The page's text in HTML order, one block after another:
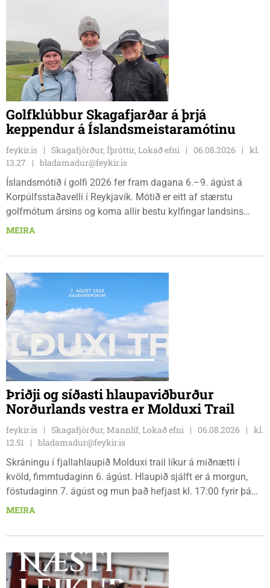
Golfklúbbur Skagafjarðar á þrjá
keppendur á Íslandsmeistaramótinu
feykir.is Skagafjörður, Íþróttir, Lokað efni 06.08.2026
kl.
13.27
bladamadur@feykir.is
Íslandsmótið í golfi 2026 fer fram dagana 6.–9. ágúst á
Korpúlfsstaðavelli í Reykjavík. Mótið er eitt af stærstu
golfmótum ársins og koma allir bestu kylfingar landsins
saman til að sýna hæfileika sína. Golfklúbbur Skagafjarðar
Dagbjörtu Sísí Einarsdóttur, sem er nýkrýndur klúbbmeistari
MEIRA
Þriðji og síðasti hlaupaviðburður
Norðurlands vestra er Molduxi Trail
feykir.is Skagafjörður, Mannlíf, Lokað efni 06.08.2026
kl.
12.51
bladamadur@feykir.is
Skráningu í fjallahlaupið Molduxi trail líkur á miðnætti í
kvöld, fimmtudaginn 6. ágúst. Hlaupið sjálft er á morgun,
föstudaginn 7. ágúst og mun það hefjast kl. 17:00 fyrir þá
keppendur sem ætla sér 20 km em kl. 18:00 fyrir 12 km
fjölbrautaskólans en þar er líka komið í mark þannig
styðja hlauparana áfram.
MEIRA